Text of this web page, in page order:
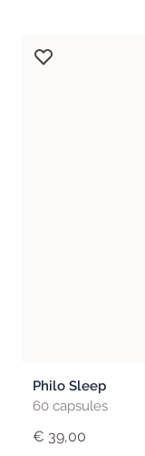
Philo Sleep
60 capsules
€ 39,00